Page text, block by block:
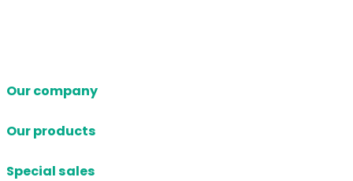
Our company
Our products
Special sales